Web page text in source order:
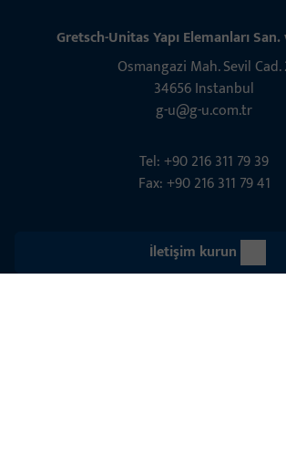
Gret­sch­-Unitas Yapı Elem­­anları San.
Osmangazi Mah. Sevil Cad.
34656 Instanbul
g-u@g-u.com.tr
Tel: +90 216 311 79 39
Fax: +90 216 311 79 41
İletişim kurun